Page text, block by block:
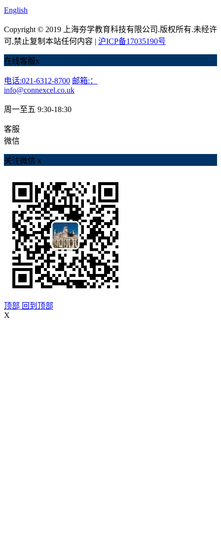
English
Copyright © 2019 上海夯学教育科技有限公司.版权所有.未经许
可,禁止复制本站任何内容 | 沪ICP备17035190号
在线客服x
电话:021-6312-8700 邮箱:：
info@connexcel.co.uk
周一至五 9:30-18:30
客服
微信
关注微信 x
顶部 回到顶部
X